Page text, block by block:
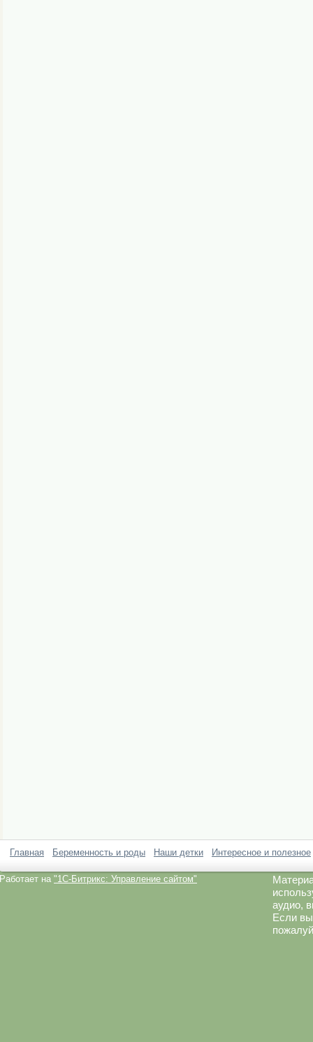
Главная Беременность и роды Наши детки Интересное и полезное
Работает на "1C-Битрикс: Управление сайтом"
аудио,
Если вы